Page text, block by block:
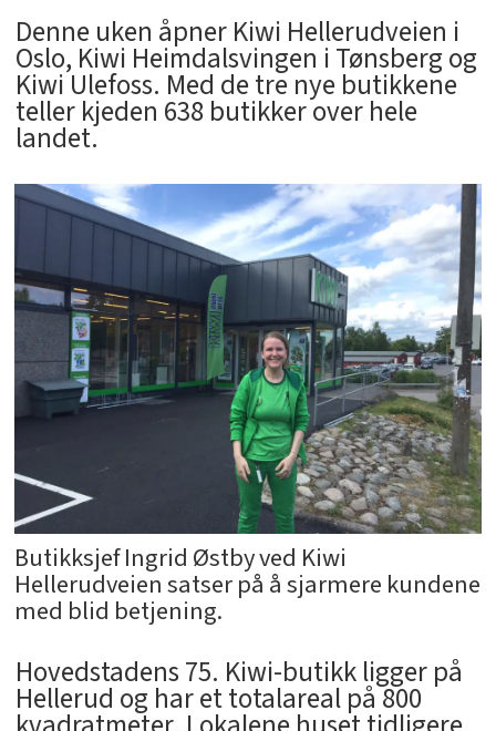
Denne uken åpner Kiwi Hellerudveien i
Oslo, Kiwi Heimdalsvingen i Tønsberg og
Kiwi Ulefoss. Med de tre nye butikkene
teller kjeden 638 butikker over hele
landet.
Butikksjef Ingrid Østby ved Kiwi
Hellerudveien satser på å sjarmere kundene
med blid betjening.
Hovedstadens 75. Kiwi-butikk ligger på
Hellerud og har et totalareal på 800